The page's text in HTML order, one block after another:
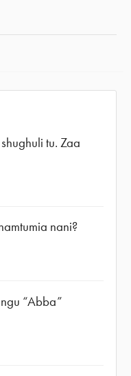
tu. Zaa
nani?
“Abba”